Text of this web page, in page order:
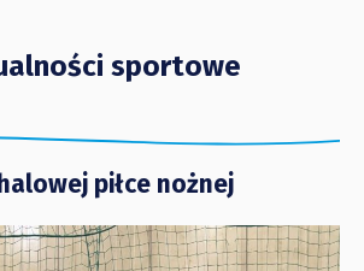
sportowe
piłce nożnej